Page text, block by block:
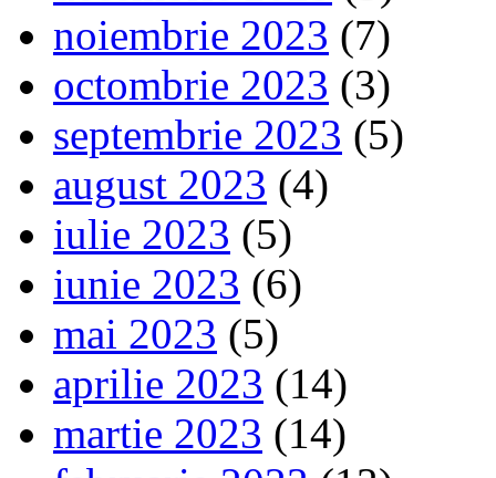
noiembrie 2023 (7)
octombrie 2023 (3)
septembrie 2023 (5)
august 2023 (4)
iulie 2023 (5)
iunie 2023 (6)
mai 2023 (5)
aprilie 2023 (14)
martie 2023 (14)